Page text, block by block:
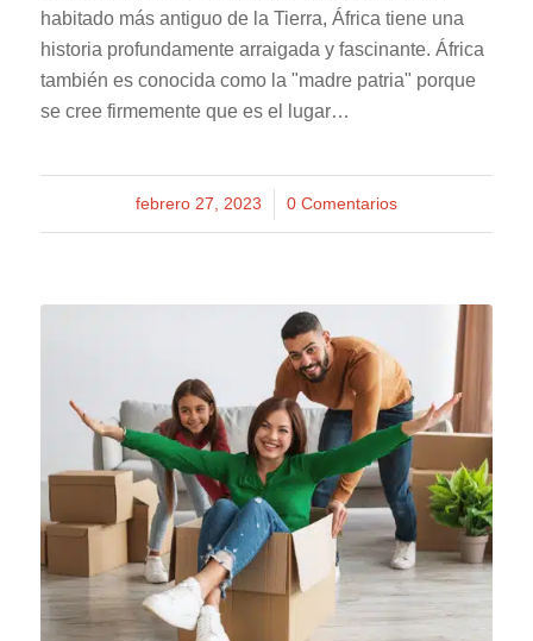
habitado más antiguo de la Tierra, África tiene una
historia profundamente arraigada y fascinante. África
también es conocida como la "madre patria" porque
se cree firmemente que es el lugar…
febrero 27, 2023
/ 0 Comentarios